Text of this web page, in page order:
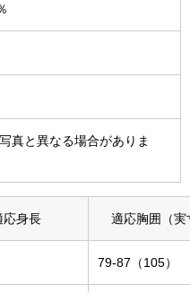
その他
ウオッチ／
ウオッチ
真と異なる場合がありま
応身長 適応胸囲（実
79-87（105）